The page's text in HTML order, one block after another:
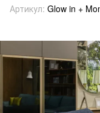
Артикул: Glow in +